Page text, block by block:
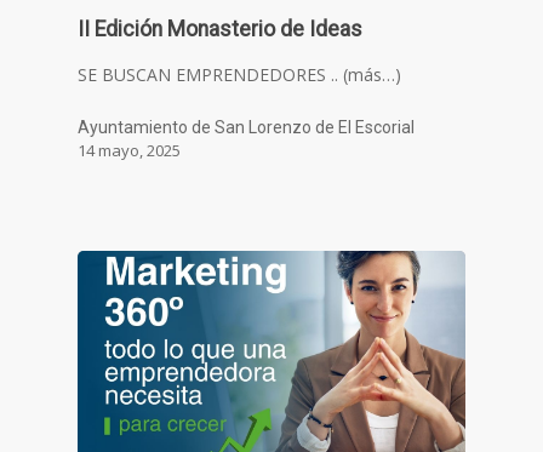
II Edición Monasterio de Ideas
SE BUSCAN EMPRENDEDORES .. (más…)
Ayuntamiento de San Lorenzo de El Escorial
14 mayo, 2025